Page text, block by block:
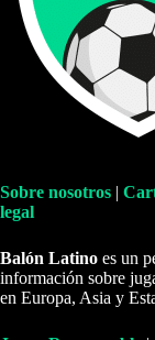
Sobre nosotros |
legal
Balón Latino es un
información sobre
en Europa, Asia y